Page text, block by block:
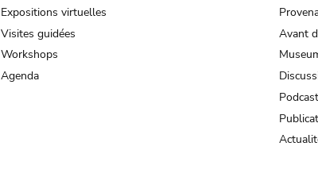
Expositions virtuelles
Visites guidées
Workshops
Agenda
Avant